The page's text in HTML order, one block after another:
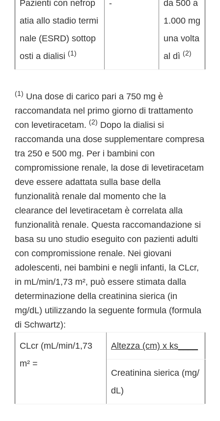
Pazienti con nefrop
atia allo stadio termi
nale (ESRD) sottop
osti a dialisi (1)
-
da 500 a
1.000 mg
una volta
al dì (2)
(1) Una dose di carico pari a 750 mg è
raccomandata nel primo giorno di trattamento
con levetiracetam. (2) Dopo la dialisi si
raccomanda una dose supplementare compresa
tra 250 e 500 mg. Per i bambini con
compromissione renale, la dose di levetiracetam
deve essere adattata sulla base della
funzionalità renale dal momento che la
clearance del levetiracetam è correlata alla
funzionalità renale. Questa raccomandazione si
basa su uno studio eseguito con pazienti adulti
con compromissione renale. Nei giovani
adolescenti, nei bambini e negli infanti, la CLcr,
in mL/min/1,73 m², può essere stimata dalla
determinazione della creatinina sierica (in
mg/dL) utilizzando la seguente formula (formula
di Schwartz):
CLcr (mL/min/1,73
m² =
Altezza (cm) x ks____
Creatinina sierica (mg/
dL)